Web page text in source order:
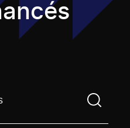
saisir un terme de